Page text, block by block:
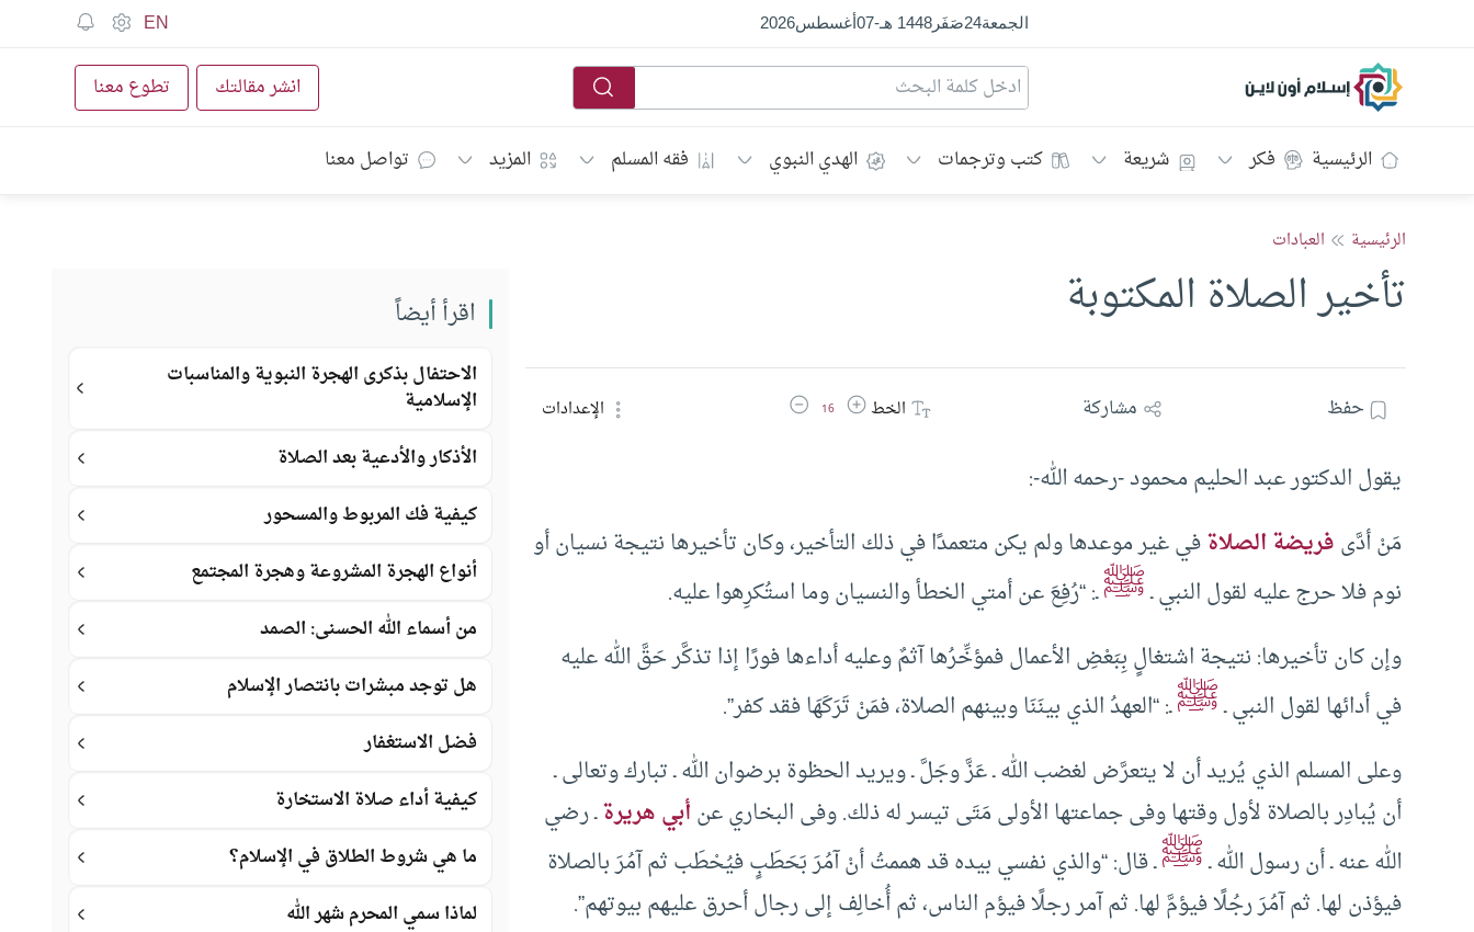
الجمعة24صَفَر1448 هـ -
07أغسطس2026
EN
إسلام أون لاين انشر مقالتك تطوع معنا
الرئيسية فكر شريعة كتب وترجمات الهدي النبوي فقه المسلم المزيد تواصل معنا
الرئيسية العبادات
تأخير الصلاة المكتوبة
حفظ مشاركة الخطزيادة حجم الخط
16 تقليل حجم الخط الإعدادات
يقول الدكتور عبد الحليم محمود -رحمه الله-:
مَنْ أدَّىفريضة الصلاةفي غير موعدها ولم يكن متعمدًا في ذلك التأخير، وكان تأخيرها نتيجة نسيان أو
نوم فلا حرج عليه لقول النبي ـﷺـ: “رُفِعَ عن أمتي الخطأ والنسيان وما استُكرِهوا عليه.
وإن كان تأخيرها: نتيجة اشتغالٍ بِبَعْضِ الأعمال فمؤخِّرُها آثمٌ وعليه أداءها فورًا إذا تذكَّر حَقَّ الله عليه
في أدائها لقول النبي ـﷺـ: “العهدُ الذي بينَنَا وبينهم الصلاة، فمَنْ تَرَكَهَا فقد كفر”.
وعلى المسلم الذي يُريد أن لا يتعرَّض لغضب الله ـ عَزَّ وجَلَّ ـ ويريد الحظوة برضوان الله ـ تبارك وتعالى ـ
أن يُبادِر بالصلاة لأول وقتها وفى جماعتها الأولى مَتَى تيسر له ذلك. وفى البخاري عنأبي هريرةـ رضي
الله عنه ـ أن رسول الله ـﷺـ قال: “والذي نفسي بيده قد هممتُ أنْ آمُرَ بَحَطَبٍ فيُحْطَب ثم آمُرَ بالصلاة
فيؤذن لها. ثم آمُرَ رجُلًا فيؤمَّ لها. ثم آمر رجلًا فيؤم الناس، ثم أُخالِف إلى رجال أحرق عليهم بيوتهم”.
اقرأ أيضاً
الاحتفال بذكرى الهجرة النبوية والمناسبات
الإسلامية
الأذكار والأدعية بعد الصلاة
كيفية فك المربوط والمسحور
أنواع الهجرة المشروعة وهجرة المجتمع
من أسماء الله الحسنى: الصمد
هل توجد مبشرات بانتصار الإسلام
فضل الاستغفار
كيفية أداء صلاة الاستخارة
ما هي شروط الطلاق في الإسلام؟
لماذا سمي المحرم شهر الله